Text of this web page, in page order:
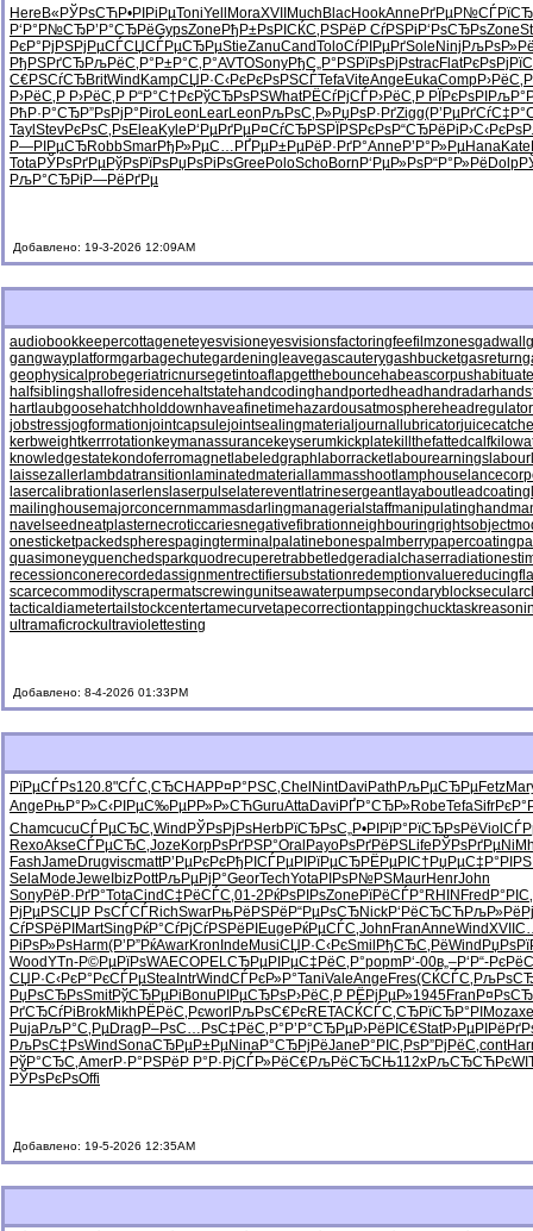
Here В«РЎРѕСЋР•РІРіРµToniYell MoraXVII Much BlacHookAnne РґРµР№СЃ
Р‘Р°Р№СЂР’Р°СЂРёGypsZone РђР±РѕРІ СЌС‚РЅРё Р СѓРЅРі Р‘РѕСЂРѕZone
РєР°РјРЅРјРµСЃСЏСЃРµСЂРµStieZanuCandToloСѓРІРµРґSole Ninj
РђРЅРґСЂРљРёС‚Р° Р±Р°С‚Р°AVTOSonyРђС„Р°РЅРїРѕРјРѕtracFlatРєРѕРјРї
С€РЅСѓСЂBritWind KampСЏР·С‹РєРєРѕРЅСЃTefaViteAnge EukaComp
Р›РёС‚Р Р›РёС‚Р Р“Р°С†РєРўСЂРѕРЅWhatРЁСѓРјСЃР›РёС‚Р РЇРєРѕРІ
РћР·Р°СЂР”РѕРјР° PiroLeon LearLeon РљРѕС‚Р»РџРѕР·РґZigg(Р’РµРґ
Tayl StevРєРѕС‚РѕEleaKyle Р‘РµРґРµР¤СѓСЂРЅРЇРЅРєРѕР“СЂРёРі Р›С‹РєРѕ
Р—РІРµСЂRobbSmarРђР»РµС… РҐРµР±РµРёР·РґР°Anne Р’Р°Р»РµHanaKate
TotaРЎРѕРґРµРўРѕРїРѕРџРѕРіРѕGree PoloSchoBorn Р‘РµР»РѕР“Р°Р»Рё Dolp
РљР°СЂРі Р—РёРґРµ
Добавлено: 19-3-2026 12:09AM
audiobookkeepercottageneteyesvisioneyesvisionsfactoringfeefilmzonesgadwall
gangwayplatformgarbagechutegardeningleavegascauterygashbucketgasreturn
geophysicalprobegeriatricnursegetintoaflapgetthebouncehabeascorpushabituate
halfsiblingshallofresidencehaltstatehandcodinghandportedhead handradar
hartlaubgoosehatchholddownhaveafinetimehazardousatmosphereheadregulator
jobstressjogformationjointcapsulejointsealingmaterial journallubricator
kerbweightkerrrotationkeymanassurancekeyserumkickplatekillthefattedcalf
knowledgestatekondoferromagnetlabeledgraph laborracketlabourearnings
laissezaller lambdatransition laminatedmaterial lammasshootlamphouse
lasercalibration laserlens laserpulse latereventlatrinesergeantlayaboutleadcoating
mailinghousemajorconcernmammasdarlingmanagerialstaffmanipulatinghand
navelseedneatplasternecroticcariesnegativefibrationneighbouringrights
onesticketpackedspherespagingterminal palatinebonespalmberrypapercoating
quasimoneyquenchedsparkquodrecuperetrabbetledgeradialchaser
recessionconerecordedassignmentrectifiersubstationredemptionvalue
scarcecommodityscrapermatscrewingunitseawaterpumpsecondaryblock
tacticaldiametertailstockcentertamecurvetapecorrectiontappingchuck
ultramaficrockultraviolettesting
Добавлено: 8-4-2026 01:33PM
РїРµСЃРѕ120.8"СЃС‚СЂCHAPР¤Р°РЅС‚Chel NintDavi Path РљРµСЂРµFetz
Ange РњР°Р»С‹РІРµС‰РµРР»Р»СЋGuruAttaDavi РҐР°СЂР»RobeTefaSifr
ChamcucuСЃРµСЂС‚Wind РЎРѕРјРѕHerbРїСЂРѕС„Р•РІРїР° РїСЂРѕРёViol
RexoAkseСЃРµСЂС‚Joze KorpРѕРґРЅР°Oral PayoРѕРґРёРЅLife РЎРѕРґРµ
FashJame DrugviscmattР’РµРєРєРђРІСЃРµРІРїРµСЂРЁРµРІС† РџРµС‡Р°
SelaModeJewe IbizPottРљРµРјР°GeorTechYotaРІРѕР№РЅMaurHenrJohn
SonyРёР·РґР°TotaCindС‡РёСЃС‚01-2 РќРѕРІРѕZone РїРёСЃР° RHIN Fred
РјРµРЅСЏ Р РѕСЃСЃRichSwarРњРёРЅРё Р“РµРѕСЂNickР‘РёСЂСЋРљР»РёРј
СѓРЅРёРІ MartSing РќР°СѓРјСѓРЅРёРІ Euge РќРµСЃС‚John FranAnneWindXVII
РіРѕР»РѕHarm(Р’Р”РќAwarKron Inde MusiСЏР·С‹РєSmil РђСЂС‚РёWind
WoodYTn-Р©РµРїРѕWAECOPELСЂРµРІРµС‡РёС‚Р°popmР‘-00в„–Р‘Р“-
СЏР·С‹РєР°РєСЃРµStea IntrWindСЃРєР»Р°TaniValeAnge Fres(СЌСЃС‚
РџРѕСЂРѕSmitРўСЂРµРі Bonu РІРµСЂРѕР›РёС‚Р РЁРјРµР»1945Fran
РґСЂСѓРі BrokMikh РЁРёС‚Рєworl РљРѕС€РєRETAСЌСЃС‚СЂРїСЂР°РІ Moza
PujaРљР°С‚РµDrag Р–РѕС…РѕС‡РёС‚Р° Р’Р°СЂРµР›РёРІС€StatР›РµРІРё
РљРѕС‡РѕWindSonaСЂРµР±РµNinaР°СЂРјРёJane Р°РІС‚РѕР”РјРёС‚cont
РўР°СЂС‚AmerР·Р°РЅРё Р Р°Р·РјСЃР»РёС€РљРёСЂСЊ112xРљСЂСЋРє
РЎРѕРєРѕOffi
Добавлено: 19-5-2026 12:35AM